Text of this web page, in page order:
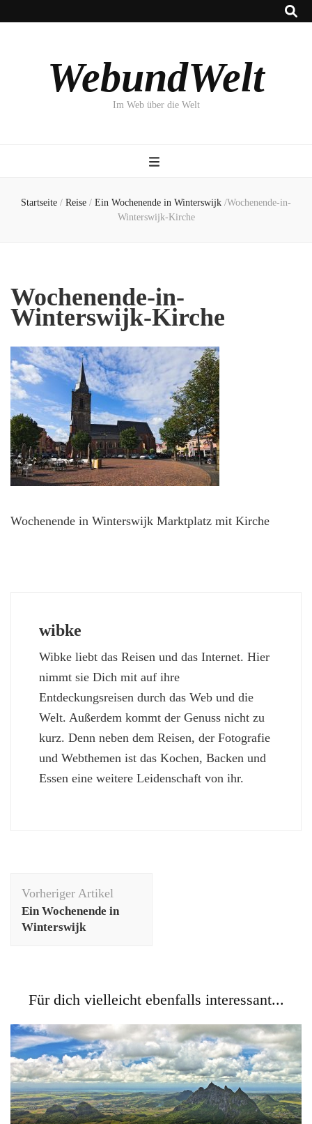
WebundWelt
Im Web über die Welt
Startseite / Reise / Ein Wochenende in Winterswijk /Wochenende-in-
Winterswijk-Kirche
Wochenende-in-
Winterswijk-Kirche
Wochenende in Winterswijk Marktplatz mit Kirche
wibke
Wibke liebt das Reisen und das Internet. Hier
nimmt sie Dich mit auf ihre
Entdeckungsreisen durch das Web und die
Welt. Außerdem kommt der Genuss nicht zu
kurz. Denn neben dem Reisen, der Fotografie
und Webthemen ist das Kochen, Backen und
Essen eine weitere Leidenschaft von ihr.
Vorheriger Artikel
Ein Wochenende in
Winterswijk
Für dich vielleicht ebenfalls interessant...